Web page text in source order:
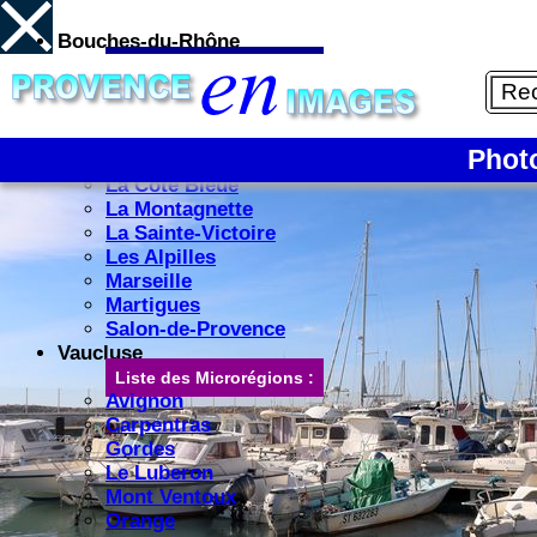
Bouches-du-Rhône
Aix-en-Provence
Cap Canaille
La Côte Bleue
La Montagnette
La Sainte-Victoire
Les Alpilles
Marseille
Martigues
Salon-de-Provence
Vaucluse
Liste des Microrégions :
Avignon
Carpentras
Gordes
Le Luberon
Mont Ventoux
Orange